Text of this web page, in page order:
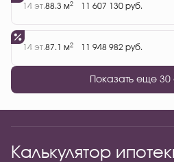
14 эт.88.3 м2 11 607 130 руб.
14 эт.87.1 м2 11 948 982 руб.
Показать еще 30
Калькулятор